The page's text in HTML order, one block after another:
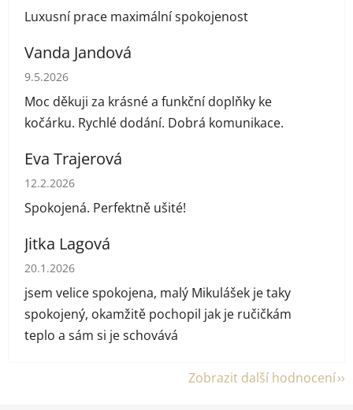
Luxusní prace maximální spokojenost
Vanda Jandová
Hodnocení obchodu je 5 z 5 hvězdiček.
9.5.2026
Moc děkuji za krásné a funkční doplňky ke
kočárku. Rychlé dodání. Dobrá komunikace.
Eva Trajerová
Hodnocení obchodu je 5 z 5 hvězdiček.
12.2.2026
Spokojená. Perfektně ušité!
Jitka Lagová
Hodnocení obchodu je 5 z 5 hvězdiček.
20.1.2026
jsem velice spokojena, malý Mikulášek je taky
spokojený, okamžitě pochopil jak je ručičkám
teplo a sám si je schovává
Zobrazit další hodnocení